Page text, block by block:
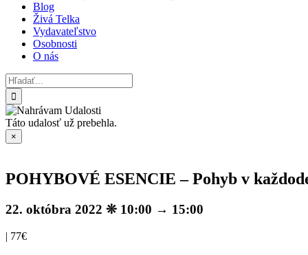
Blog
Živá Telka
Vydavateľstvo
Osobnosti
O nás
Hľadať:
Táto udalosť už prebehla.
×
POHYBOVÉ ESENCIE – Pohyb v
22. októbra 2022 ❊ 10:00 → 15:00
| 77€